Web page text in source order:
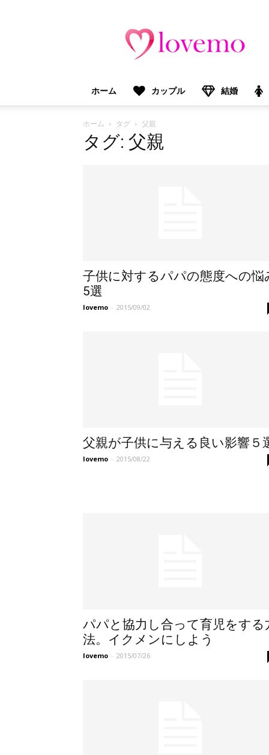
モ）：
プ
マ
マ
向
ホーム カップル 結婚
ホーム タグ 父親
タグ: 父親
子供に対するパパの態度への悩
5選
lovemo - 2015/09/02
父親が子供に与える良い影響５
lovemo - 2015/08/22
パパと協力し合って育児をする
法。イクメンにしよう
lovemo - 2015/07/26